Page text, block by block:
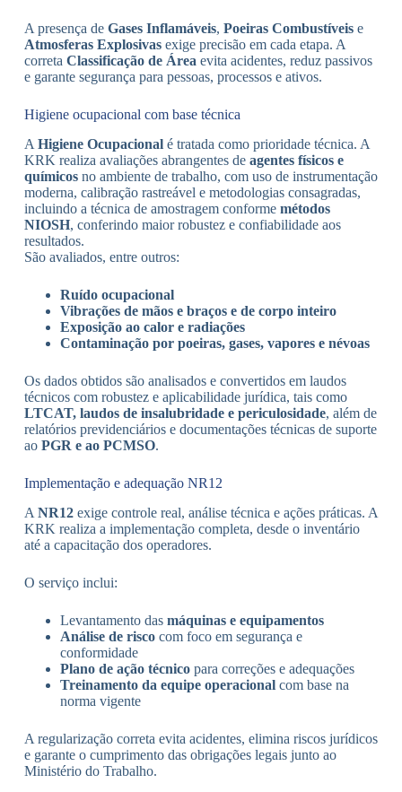
A presença de Gases Inflamáveis, Poeiras Combustíveise
Atmosferas Explosivasexige precisão em cada etapa. A
correta Classificação de Áreaevita acidentes, reduz passivos
e garante segurança para pessoas, processos e ativos.
Higiene ocupacional com base técnica
A Higiene Ocupacionalé tratada como prioridade técnica. A
KRK realiza avaliações abrangentes deagentes físicos e
químicosno ambiente de trabalho, com uso de instrumentação
moderna, calibração rastreável e metodologias consagradas,
incluindo a técnica de amostragem conforme métodos
NIOSH, conferindo maior robustez e confiabilidade aos
resultados.
São avaliados, entre outros:
Ruído ocupacional
Vibrações de mãos e braços e de corpo inteiro
Exposição ao calor e radiações
Contaminação por poeiras, gases, vapores e névoas
Os dados obtidos são analisados e convertidos em laudos
técnicos com robustez e aplicabilidade jurídica, tais como
LTCAT, laudos de insalubridade e periculosidade, além de
relatórios previdenciários e documentações técnicas de suporte
ao PGR e ao PCMSO.
Implementação e adequação NR12
A NR12exige controle real, análise técnica e ações práticas. A
KRK realiza a implementação completa, desde o inventário
até a capacitação dos operadores.
O serviço inclui:
Levantamento das máquinas e equipamentos
Análise de riscocom foco em segurança e
conformidade
Plano de ação técnicopara correções e adequações
Treinamento da equipe operacionalcom base na
norma vigente
A regularização correta evita acidentes, elimina riscos jurídicos
e garante o cumprimento das obrigações legais junto ao
Ministério do Trabalho.